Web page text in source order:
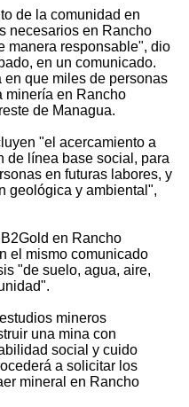
de la comunidad en
necesarios en Rancho
manera responsable", dio
en un comunicado.
que miles de personas
minería en Rancho
de Managua.
"el acercamiento a
de línea base social, para
en futuras labores, y
geológica y ambiental",
en Rancho
el mismo comunicado
"de suelo, agua, aire,
mineros
una mina con
social y cuido
a solicitar los
mineral en Rancho